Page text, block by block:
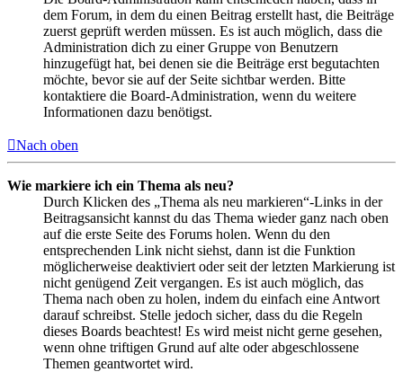
dem Forum, in dem du einen Beitrag erstellt hast, die Beiträge
zuerst geprüft werden müssen. Es ist auch möglich, dass die
Administration dich zu einer Gruppe von Benutzern
hinzugefügt hat, bei denen sie die Beiträge erst begutachten
möchte, bevor sie auf der Seite sichtbar werden. Bitte
kontaktiere die Board-Administration, wenn du weitere
Informationen dazu benötigst.
Nach oben
Wie markiere ich ein Thema als neu?
Durch Klicken des „Thema als neu markieren“-Links in der
Beitragsansicht kannst du das Thema wieder ganz nach oben
auf die erste Seite des Forums holen. Wenn du den
entsprechenden Link nicht siehst, dann ist die Funktion
möglicherweise deaktiviert oder seit der letzten Markierung ist
nicht genügend Zeit vergangen. Es ist auch möglich, das
Thema nach oben zu holen, indem du einfach eine Antwort
darauf schreibst. Stelle jedoch sicher, dass du die Regeln
dieses Boards beachtest! Es wird meist nicht gerne gesehen,
wenn ohne triftigen Grund auf alte oder abgeschlossene
Themen geantwortet wird.